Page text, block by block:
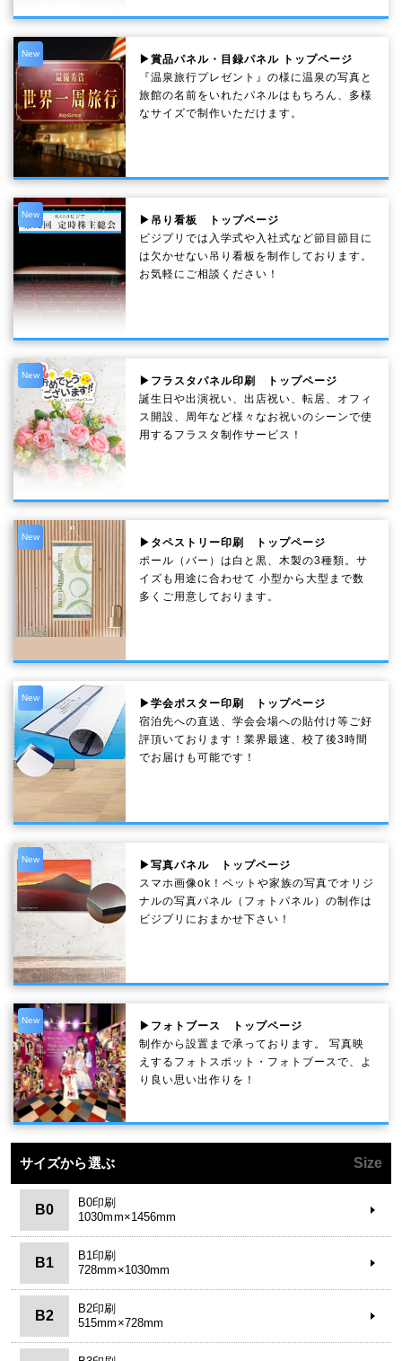
New
▶賞品パネル・目録パネル トップページ
『温泉旅行プレゼント』の様に温泉の写真と
旅館の名前をいれたパネルはもちろん、多様
なサイズで制作いただけます。
New
▶吊り看板 トップページ
ビジプリでは入学式や入社式など節目節目に
は欠かせない吊り看板を制作しております。
お気軽にご相談ください！
New
▶フラスタパネル印刷 トップページ
誕生日や出演祝い、出店祝い、転居、オフィ
ス開設、周年など様々なお祝いのシーンで使
用するフラスタ制作サービス！
New
▶タペストリー印刷 トップページ
ポール（バー）は白と黒、木製の3種類。サ
イズも用途に合わせて 小型から大型まで数
多くご用意しております。
New
▶学会ポスター印刷 トップページ
宿泊先への直送、学会会場への貼付け等ご好
評頂いております！業界最速、校了後3時間
でお届けも可能です！
New
▶写真パネル トップページ
スマホ画像ok！ペットや家族の写真でオリジ
ナルの写真パネル（フォトパネル）の制作は
ビジプリにおまかせ下さい！
New
▶フォトブース トップページ
制作から設置まで承っております。 写真映
えするフォトスポット・フォトブースで、よ
り良い思い出作りを！
サイズから選ぶ Size
B0
B0印刷
1030mm×1456mm
B1
B1印刷
728mm×1030mm
B2
B2印刷
515mm×728mm